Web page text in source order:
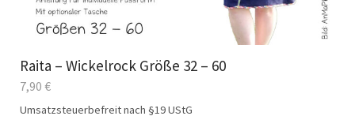
Raita – Wickelrock Größe 32 – 60
7,90 €
Umsatzsteuerbefreit nach §19 UStG